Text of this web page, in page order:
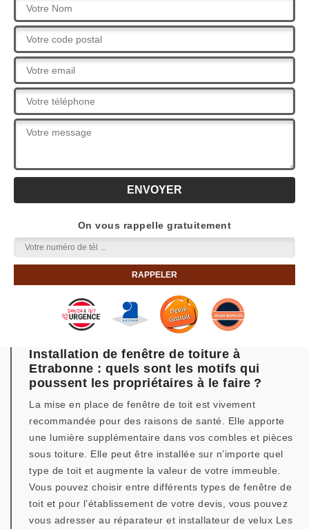
On vous rappelle gratuitement
Installation de fenêtre de toiture à
Etrabonne : quels sont les motifs qui
poussent les propriétaires à le faire ?
La mise en place de fenêtre de toit est vivement
recommandée pour des raisons de santé. Elle apporte
une lumière supplémentaire dans vos combles et pièces
sous toiture. Elle peut être installée sur n’importe quel
type de toit et augmente la valeur de votre immeuble.
Vous pouvez choisir entre différents types de fenêtre de
toit et pour l’établissement de votre devis, vous pouvez
vous adresser au réparateur et installateur de velux Les